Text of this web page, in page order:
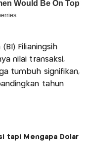
Filianingsih
nilai transaksi,
tumbuh signifikan,
tahun
tapi Mengapa Dolar